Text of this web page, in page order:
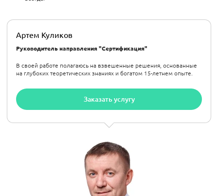
Артем Куликов
Руководитель направления "Сертификация"
В своей работе полагаюсь на взвешенные решения, основанные
на глубоких теоретических знаниях и богатом 15-летнем опыте.
Заказать услугу